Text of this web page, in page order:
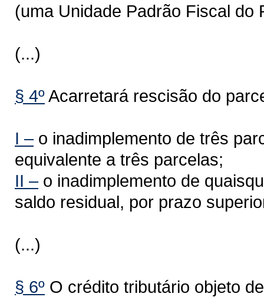
(uma Unidade Padrão Fiscal do
(...)
§ 4ºAcarretará rescisão do
I –o inadimplemento de três
equivalente a três parcelas;
II –o inadimplemento de
saldo residual, por prazo
(...)
§ 6º O crédito tributário objeto